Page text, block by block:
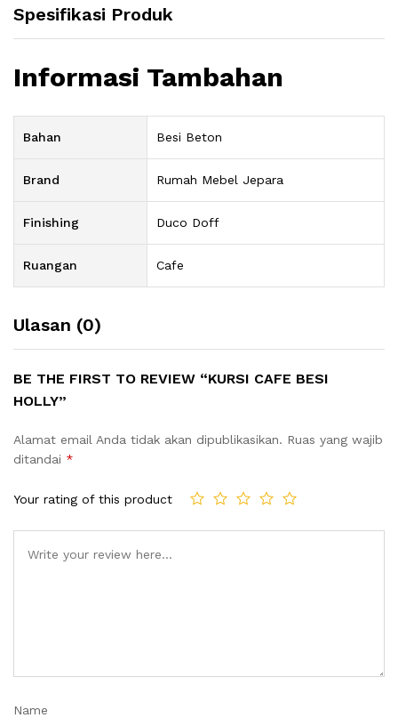
Spesifikasi Produk
Informasi Tambahan
Bahan Besi Beton
Brand Rumah Mebel Jepara
Finishing Duco Doff
Ruangan Cafe
Ulasan (0)
BE THE FIRST TO REVIEW “KURSI CAFE BESI
HOLLY”
Alamat email Anda tidak akan dipublikasikan. Ruas yang wajib
ditandai *
Your rating of this product
Name